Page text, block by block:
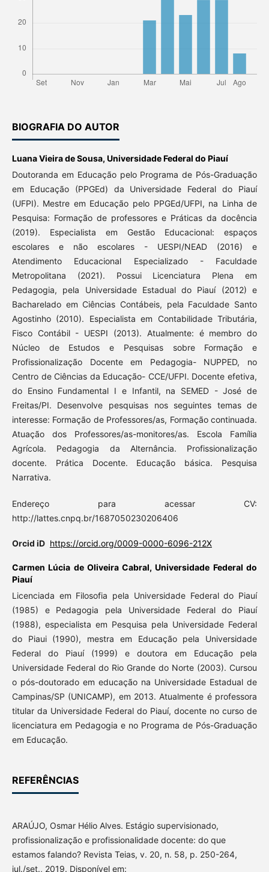
BIOGRAFIA DO AUTOR
Luana Vieira de Sousa, Universidade Federal do Piauí
Doutoranda em Educação pelo Programa de Pós-Graduação
em Educação (PPGEd) da Universidade Federal do Piauí
(UFPI). Mestre em Educação pelo PPGEd/UFPI, na Linha de
Pesquisa: Formação de professores e Práticas da docência
(2019). Especialista em Gestão Educacional: espaços
escolares e não escolares - UESPI/NEAD (2016) e
Atendimento Educacional Especializado - Faculdade
Metropolitana (2021). Possui Licenciatura Plena em
Pedagogia, pela Universidade Estadual do Piauí (2012) e
Bacharelado em Ciências Contábeis, pela Faculdade Santo
Agostinho (2010). Especialista em Contabilidade Tributária,
Fisco Contábil - UESPI (2013). Atualmente: é membro do
Núcleo de Estudos e Pesquisas sobre Formação e
Profissionalização Docente em Pedagogia- NUPPED, no
Centro de Ciências da Educação- CCE/UFPI. Docente efetiva,
do Ensino Fundamental I e Infantil, na SEMED - José de
Freitas/PI. Desenvolve pesquisas nos seguintes temas de
interesse: Formação de Professores/as, Formação continuada.
Atuação dos Professores/as-monitores/as. Escola Família
Agrícola. Pedagogia da Alternância. Profissionalização
docente. Prática Docente. Educação básica. Pesquisa
Narrativa.
Endereço para acessar CV:
http://lattes.cnpq.br/1687050230206406
Orcid iD https://orcid.org/0009-0000-6096-212X
Carmen Lúcia de Oliveira Cabral,Universidade Federal do
Piauí
Licenciada em Filosofia pela Universidade Federal do Piauí
(1985) e Pedagogia pela Universidade Federal do Piauí
(1988), especialista em Pesquisa pela Universidade Federal
do Piaui (1990), mestra em Educação pela Universidade
Federal do Piauí (1999) e doutora em Educação pela
Universidade Federal do Rio Grande do Norte (2003). Cursou
o pós-doutorado em educação na Universidade Estadual de
Campinas/SP (UNICAMP), em 2013. Atualmente é professora
titular da Universidade Federal do Piauí, docente no curso de
licenciatura em Pedagogia e no Programa de Pós-Graduação
em Educação.
REFERÊNCIAS
ARAÚJO, Osmar Hélio Alves. Estágio supervisionado,
profissionalização e profissionalidade docente: do que
estamos falando? Revista Teias, v. 20, n. 58, p. 250-264,
jul./set., 2019. Disponível em: